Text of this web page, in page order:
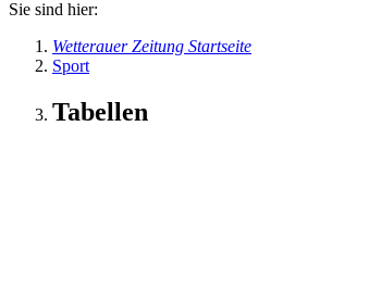
Sie sind hier:
Wetterauer Zeitung Startseite
Sport
Tabellen